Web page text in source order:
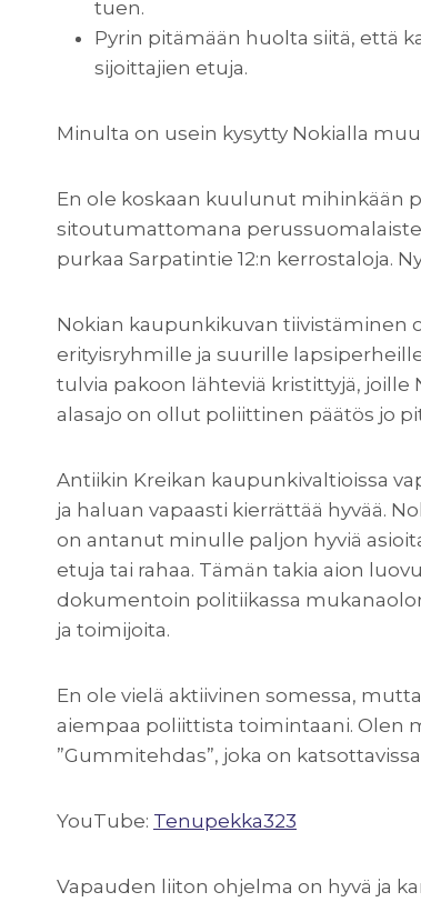
tuen.
Pyrin pitämään huolta siitä, että
sijoittajien etuja.
Minulta on usein kysytty Nokialla
En ole koskaan kuulunut mihinkään
sitoutumattomana
purkaa Sarpatintie 12:n kerrostaloja.
Nokian kaupunkikuvan
erityisryhmille ja suurille
tulvia pakoon lähteviä kristittyjä, joille
alasajo on ollut poliittinen päätös jo
Antiikin Kreikan kaupunkivaltioissa
ja haluan vapaasti kierrättää hyvää.
on antanut minulle paljon hyviä
etuja tai rahaa. Tämän takia aion
dokumentoin politiikassa
ja toimijoita.
En ole vielä aktiivinen somessa,
aiempaa poliittista toimintaani. Olen
”Gummitehdas”, joka on
YouTube: Tenupekka323
Vapauden liiton ohjelma on hyvä ja